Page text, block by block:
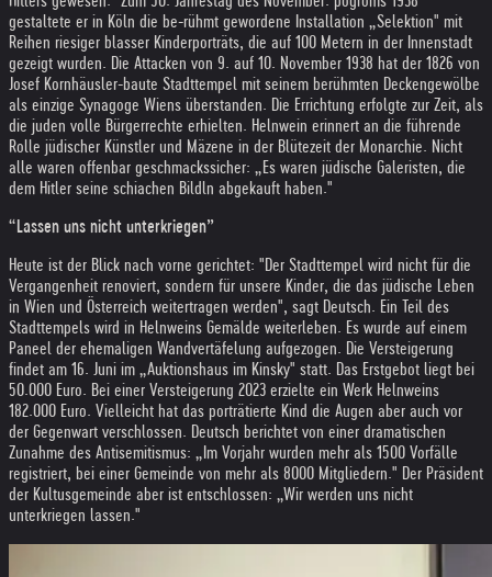
gestaltete er in Köln die be-rühmt gewordene Installation „Selektion" mit
Reihen riesiger blasser Kinderporträts, die auf 100 Metern in der Innenstadt
gezeigt wurden. Die Attacken von 9. auf 10. November 1938 hat der 1826 von
Josef Kornhäusler-baute Stadttempel mit seinem berühmten Deckengewölbe
als einzige Synagoge Wiens überstanden. Die Errichtung erfolgte zur Zeit, als
die juden volle Bürgerrechte erhielten. Helnwein erinnert an die führende
Rolle jüdischer Künstler und Mäzene in der Blütezeit der Monarchie. Nicht
alle waren offenbar geschmackssicher: „Es waren jüdische Galeristen, die
dem Hitler seine schiachen Bildln abgekauft haben."
“Lassen uns nicht unterkriegen”
Heute ist der Blick nach vorne gerichtet: "Der Stadttempel wird nicht für die
Vergangenheit renoviert, sondern für unsere Kinder, die das jüdische Leben
in Wien und Österreich weitertragen werden", sagt Deutsch. Ein Teil des
Stadttempels wird in Helnweins Gemälde weiterleben. Es wurde auf einem
Paneel der ehemaligen Wandvertäfelung aufgezogen. Die Versteigerung
findet am 16. Juni im „Auktionshaus im Kinsky" statt. Das Erstgebot liegt bei
50.000 Euro. Bei einer Versteigerung 2023 erzielte ein Werk Helnweins
182.000 Euro. Vielleicht hat das porträtierte Kind die Augen aber auch vor
der Gegenwart verschlossen. Deutsch berichtet von einer dramatischen
Zunahme des Antisemitismus: „Im Vorjahr wurden mehr als 1500 Vorfälle
registriert, bei einer Gemeinde von mehr als 8000 Mitgliedern." Der Präsident
der Kultusgemeinde aber ist entschlossen: „Wir werden uns nicht
unterkriegen lassen."